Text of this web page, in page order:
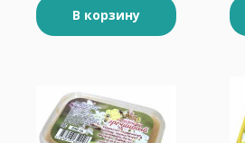
В корзину